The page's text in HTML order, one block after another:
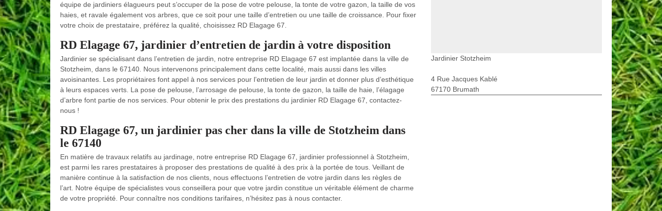
équipe de jardiniers élagueurs peut s’occuper de la pose de votre pelouse, la tonte de votre gazon, la taille de vos
haies, et ravale également vos arbres, que ce soit pour une taille d’entretien ou une taille de croissance. Pour fixer
votre choix de prestataire, préférez la qualité, choisissez RD Elagage 67.
RD Elagage 67, jardinier d’entretien de jardin à votre disposition
Jardinier se spécialisant dans l’entretien de jardin, notre entreprise RD Elagage 67 est implantée dans la ville de
Stotzheim, dans le 67140. Nous intervenons principalement dans cette localité, mais aussi dans les villes
avoisinantes. Les propriétaires font appel à nos services pour l’entretien de leur jardin et donner plus d’esthétique
à leurs espaces verts. La pose de pelouse, l’arrosage de pelouse, la tonte de gazon, la taille de haie, l’élagage
d’arbre font partie de nos services. Pour obtenir le prix des prestations du jardinier RD Elagage 67, contactez-
nous !
RD Elagage 67, un jardinier pas cher dans la ville de Stotzheim dans
le 67140
En matière de travaux relatifs au jardinage, notre entreprise RD Elagage 67, jardinier professionnel à Stotzheim,
est parmi les rares prestataires à proposer des prestations de qualité à des prix à la portée de tous. Veillant de
manière continue à la satisfaction de nos clients, nous effectuons l’entretien de votre jardin dans les règles de
l’art. Notre équipe de spécialistes vous conseillera pour que votre jardin constitue un véritable élément de charme
de votre propriété. Pour connaître nos conditions tarifaires, n’hésitez pas à nous contacter.
Jardinier Stotzheim
4 Rue Jacques Kablé
67170 Brumath